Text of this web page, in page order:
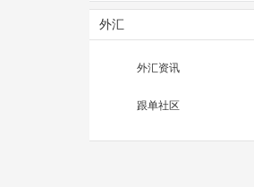
外汇
外汇资讯
跟单社区